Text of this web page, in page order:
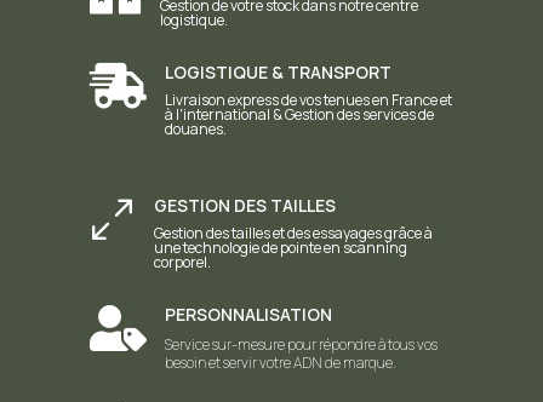
Gestion de votre stock dans notre centre
logistique.
 LOGISTIQUE & TRANSPORT
Livraison express de vos tenues en France et
à l'international & Gestion des services de
douanes.
0 GESTION DES TAILLES
Gestion des tailles et des essayages grâce à
une technologie de pointe en scanning
corporel.
 PERSONNALISATION
Service sur-mesure pour répondre à tous vos
besoin et servir votre ADN de marque.